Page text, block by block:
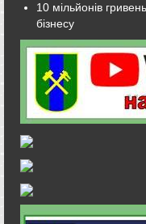
10 мільйонів
бізнесу